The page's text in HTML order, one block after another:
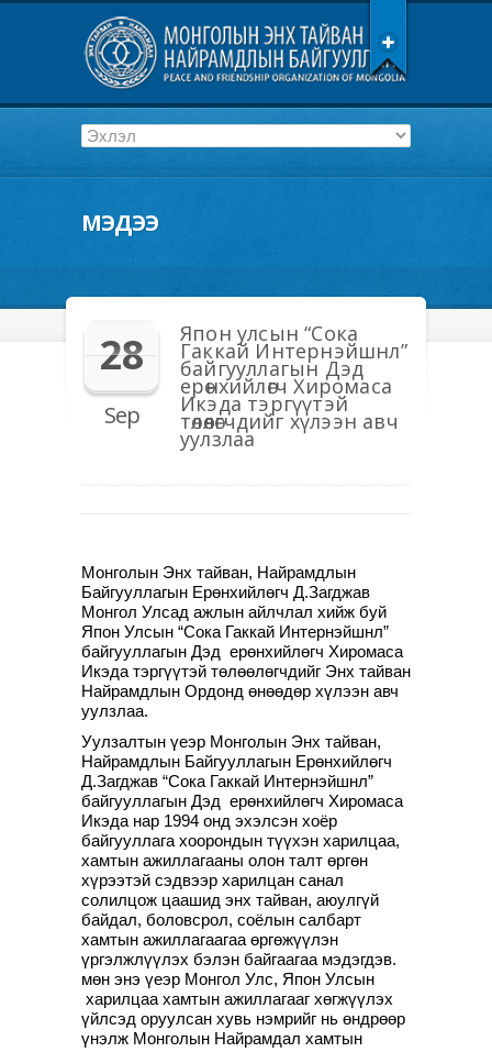
МЭДЭЭ
28
Sep
Япон улсын “Сока
Гаккай Интернэйшнл”
байгууллагын Дэд
ерөнхийлөгч Хиромаса
Икэда тэргүүтэй
төлөөлөгчдийг хүлээн авч
уулзлаа
Монголын Энх тайван, Найрамдлын
Байгууллагын Ерөнхийлөгч Д.Загджав
Монгол Улсад ажлын айлчлал хийж буй
Япон Улсын “Сока Гаккай Интернэйшнл”
байгууллагын Дэд ерөнхийлөгч Хиромаса
Икэда тэргүүтэй төлөөлөгчдийг Энх тайван
Найрамдлын Ордонд өнөөдөр хүлээн авч
уулзлаа.
Уулзалтын үеэр Монголын Энх тайван,
Найрамдлын Байгууллагын Ерөнхийлөгч
Д.Загджав “Сока Гаккай Интернэйшнл”
байгууллагын Дэд ерөнхийлөгч Хиромаса
Икэда нар 1994 онд эхэлсэн хоёр
байгууллага хоорондын түүхэн харилцаа,
хамтын ажиллагааны олон талт өргөн
хүрээтэй сэдвээр харилцан санал
солилцож цаашид энх тайван, аюулгүй
байдал, боловсрол, соёлын салбарт
хамтын ажиллагаагаа өргөжүүлэн
үргэлжлүүлэх бэлэн байгаагаа мэдэгдэв.
мөн энэ үеэр Монгол Улс, Япон Улсын
харилцаа хамтын ажиллагааг хөгжүүлэх
үйлсэд оруулсан хувь нэмрийг нь өндрөөр
үнэлж Монголын Найрамдал хамтын